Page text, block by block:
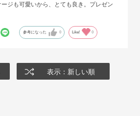
ジも可愛いから、とても良き。プレゼン
参考になった 0 Like! 0
表示：新しい順